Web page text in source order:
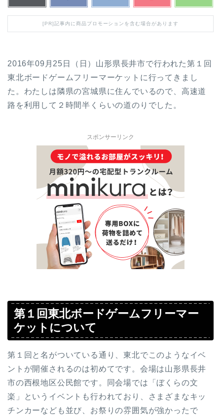
[PR]記事内に商品プロモーションを含む場合があります
2016年09月25日（日）山形県長井市で行われた第１回
東北ボードゲームフリーマーケットに行ってきまし
た。わたしは隣県の宮城県に住んでいるので、高速道
路を利用して２時間半くらいの道のりでした。
スポンサーリンク
第１回東北ボードゲームフリーマー
ケットについて
第１回と名がついている通り、東北でこのようなイベ
ントが開催されるのは初めてです。会場は山形県長井
市の西根地区公民館です。同会場では「ぼくらの文
楽」というイベントも行われており、さまざまなキッ
チンカーなども並び、お祭りの雰囲気が強かったで